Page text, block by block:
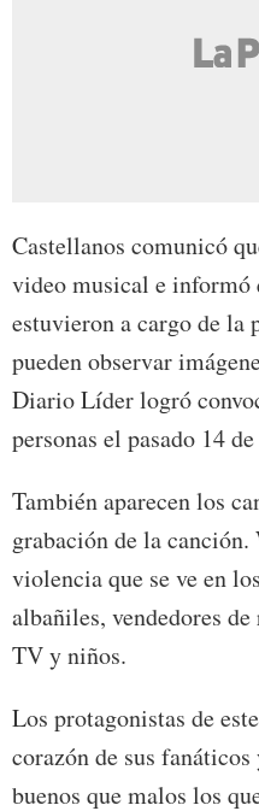
Castellanos comunicó
video musical e
estuvieron a cargo de la
pueden observar
Diario Líder logró
personas el pasado 14
También aparecen los
grabación de la
violencia que se ve en
albañiles, vendedores
TV y niños.
Los protagonistas de
corazón de sus
buenos que malos los